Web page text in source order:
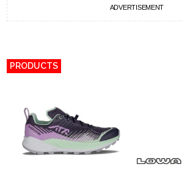
ADVERTISEMENT
PRODUCTS